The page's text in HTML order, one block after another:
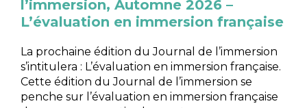
l’immersion, Automne 2026 –
L’évaluation en immersion française
La prochaine édition du Journal de l’immersion
s’intitulera : L’évaluation en immersion française.
Cette édition du Journal de l’immersion se
penche sur l’évaluation en immersion française